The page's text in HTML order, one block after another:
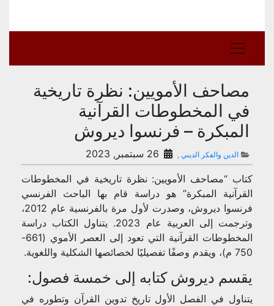
مصاحف الأمويين: نظرة تاريخية
في المخطوطات القرآنية
المبكرة – فرنسوا ديروش
الدين والفكر الديني ,
كتاب “مصاحف الأمويين: نظرة تاريخية في المخطوطات
القرآنية المبكرة” هو دراسة قام بها الباحث الفرنسي
فرنسوا ديروش، وصدرت لأول مرة بالفرنسية عام 2012،
وترجمت إلى العربية عام 2023. يتناول الكتاب دراسة
المخطوطات القرآنية التي تعود إلى العصر الأموي (661-
750 م)، ويقدم وصفًا تفصيليًا لخصائصها الشكلية واللغوية.
يقسم ديروش كتابه إلى خمسة فصول:
يتناول في الفصل الأول تاريخ تدوين القرآن وتطوره في